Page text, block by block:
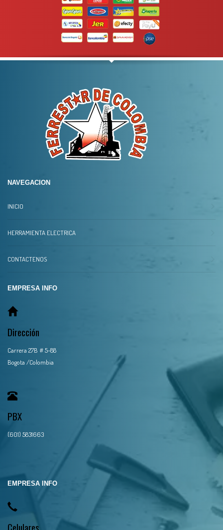
NAVEGACION
INICIO
HERRAMIENTA ELECTRICA
CONTACTENOS
EMPRESA INFO
Dirección
Carrera 27B # 5-88
Bogota /Colombia
PBX
(601) 5831663
EMPRESA INFO
Celulares